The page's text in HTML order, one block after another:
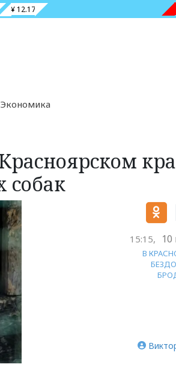
¥ 12.17
Экономика
собак
15:15, 10
В